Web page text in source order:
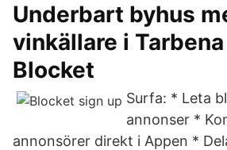
Underbart byhus
vinkällare i
Blocket
Surfa: * Leta
annonser *
annonsörer direkt i Appen *